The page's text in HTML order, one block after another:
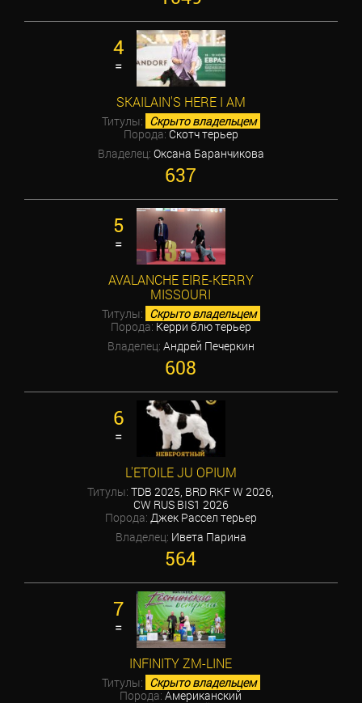
4
=
SKAILAIN'S HERE I AM
Титулы: Скрыто владельцем
Порода:Скотч терьер
Владелец: Оксана Баранчикова
637
5
=
AVALANCHE EIRE-KERRY
MISSOURI
Титулы: Скрыто владельцем
Порода:Керри блю терьер
Владелец: Андрей Печеркин
608
6
=
L'ETOILE JU OPIUM
Титулы: TDB 2025, BRD RKF W 2026,
CW RUS BIS1 2026
Порода: Джек Рассел терьер
Владелец: Ивета Парина
564
7
=
INFINITY ZM-LINE
Титулы: Скрыто владельцем
Порода:Американский